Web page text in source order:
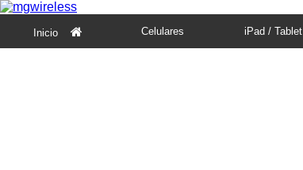
Inicio  Celulares iPad / Tablet